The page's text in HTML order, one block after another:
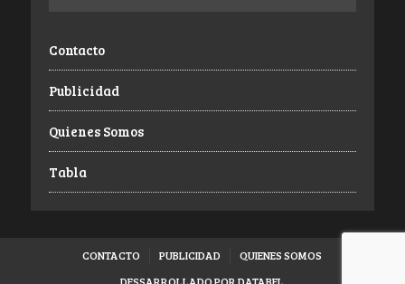
Contacto
Publicidad
Quienes Somos
Tabla
CONTACTO PUBLICIDAD
QUIENES SOMOS